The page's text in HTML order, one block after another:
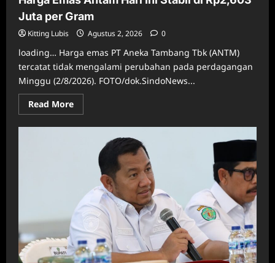
Juta per Gram
Kitting Lubis Agustus 2, 2026 0
loading… Harga emas PT Aneka Tambang Tbk (ANTM)
tercatat tidak mengalami perubahan pada perdagangan
Minggu (2/8/2026). FOTO/dok.SindoNews...
Read MoreRead
more
Harga
Rp2,603
Juta
per
Gram